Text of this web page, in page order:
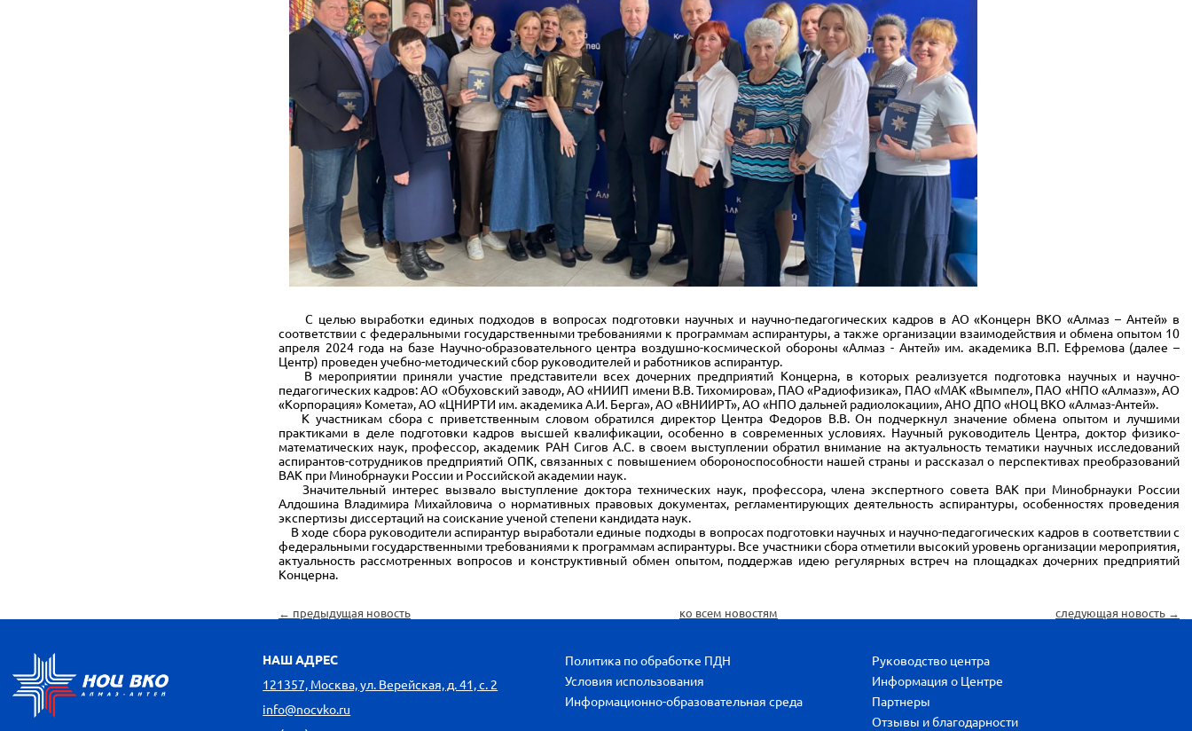
С целью выработки единых подходов в вопросах подготовки научных и научно-педагогических кадров в АО «Концерн ВКО «Алмаз – Антей» в
соответствии с федеральными государственными требованиями к программам аспирантуры, а также организации взаимодействия и обмена опытом 10
апреля 2024 года на базе Научно-образовательного центра воздушно-космической обороны «Алмаз - Антей» им. академика В.П. Ефремова (далее –
Центр) проведен учебно-методический сбор руководителей и работников аспирантур.
В мероприятии приняли участие представители всех дочерних предприятий Концерна, в которых реализуется подготовка научных и научно-
педагогических кадров: АО «Обуховский завод», АО «НИИП имени В.В. Тихомирова», ПАО «Радиофизика», ПАО «МАК «Вымпел», ПАО «НПО «Алмаз»», АО
«Корпорация» Комета», АО «ЦНИРТИ им. академика А.И. Берга», АО «ВНИИРТ», АО «НПО дальней радиолокации», АНО ДПО «НОЦ ВКО «Алмаз-Антей».
К участникам сбора с приветственным словом обратился директор Центра Федоров В.В. Он подчеркнул значение обмена опытом и лучшими
практиками в деле подготовки кадров высшей квалификации, особенно в современных условиях. Научный руководитель Центра, доктор физико-
математических наук, профессор, академик РАН Сигов А.С. в своем выступлении обратил внимание на актуальность тематики научных исследований
аспирантов-сотрудников предприятий ОПК, связанных с повышением обороноспособности нашей страны и рассказал о перспективах преобразований
ВАК при Минобрнауки России и Российской академии наук.
Значительный интерес вызвало выступление доктора технических наук, профессора, члена экспертного совета ВАК при Минобрнауки России
Алдошина Владимира Михайловича о нормативных правовых документах, регламентирующих деятельность аспирантуры, особенностях проведения
экспертизы диссертаций на соискание ученой степени кандидата наук.
В ходе сбора руководители аспирантур выработали единые подходы в вопросах подготовки научных и научно-педагогических кадров в соответствии с
федеральными государственными требованиями к программам аспирантуры. Все участники сбора отметили высокий уровень организации мероприятия,
актуальность рассмотренных вопросов и конструктивный обмен опытом, поддержав идею регулярных встреч на площадках дочерних предприятий
Концерна.
← предыдущая новость ко всем новостям следующая новость →
Политика по обработке ПДН
Условия использования
Информационно-образовательная среда
Руководство центра
Информация о Центре
Партнеры
Отзывы и благодарности
НАШ АДРЕС
121357, Москва, ул. Верейская, д. 41, с. 2
info@nocvko.ru